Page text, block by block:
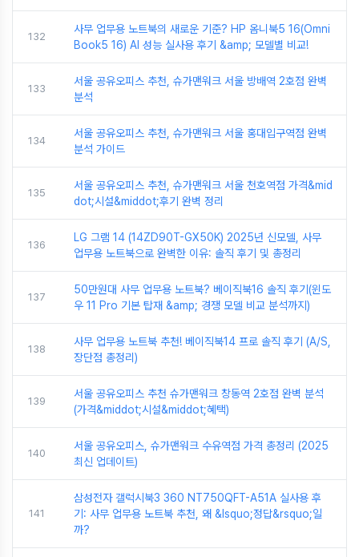
132
사무 업무용 노트북의 새로운 기준? HP 옴니북5 16(Omni
Book5 16) AI 성능 실사용 후기 &amp; 모델별 비교!
133
서울 공유오피스 추천, 슈가맨워크 서울 방배역 2호점 완벽
분석
134
서울 공유오피스 추천, 슈가맨워크 서울 홍대입구역점 완벽
분석 가이드
135
서울 공유오피스 추천, 슈가맨워크 서울 천호역점 가격&mid
dot;시설&middot;후기 완벽 정리
136
LG 그램 14 (14ZD90T-GX50K) 2025년 신모델, 사무
업무용 노트북으로 완벽한 이유: 솔직 후기 및 총정리
137
50만원대 사무 업무용 노트북? 베이직북16 솔직 후기(윈도
우 11 Pro 기본 탑재 &amp; 경쟁 모델 비교 분석까지)
138
사무 업무용 노트북 추천! 베이직북14 프로 솔직 후기 (A/S,
장단점 총정리)
139
서울 공유오피스 추천 슈가맨워크 창동역 2호점 완벽 분석
(가격&middot;시설&middot;혜택)
140
서울 공유오피스, 슈가맨워크 수유역점 가격 총정리 (2025
최신 업데이트)
141
삼성전자 갤럭시북3 360 NT750QFT-A51A 실사용 후
기: 사무 업무용 노트북 추천, 왜 &lsquo;정답&rsquo;일
까?